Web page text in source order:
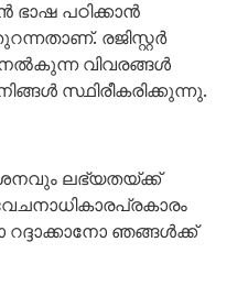
പഠിക്കാൻ
രജിസ്റ്റർ
വിവരങ്ങൾ
സ്ഥിരീകരിക്കുന്നു.
ലഭ്യതയ്ക്ക്
റദ്ദാക്കാനോ ഞങ്ങൾക്ക്